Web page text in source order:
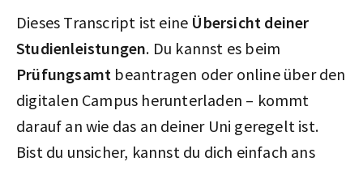
Dieses Transcript ist eine Übersicht deiner
Studienleistungen. Du kannst es beim
Prüfungsamt beantragen oder online über den
digitalen Campus herunterladen – kommt
darauf an wie das an deiner Uni geregelt ist.
Bist du unsicher, kannst du dich einfach ans